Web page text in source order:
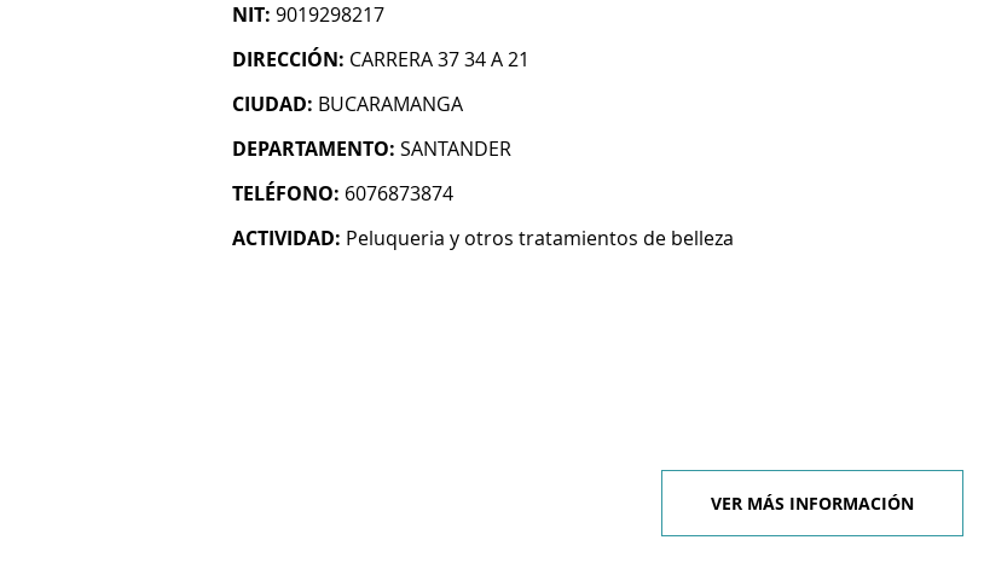
NIT: 9019298217
DIRECCIÓN: CARRERA 37 34 A 21
CIUDAD: BUCARAMANGA
DEPARTAMENTO: SANTANDER
TELÉFONO: 6076873874
ACTIVIDAD: Peluqueria y otros tratamientos de belleza
VER MÁS INFORMACIÓN